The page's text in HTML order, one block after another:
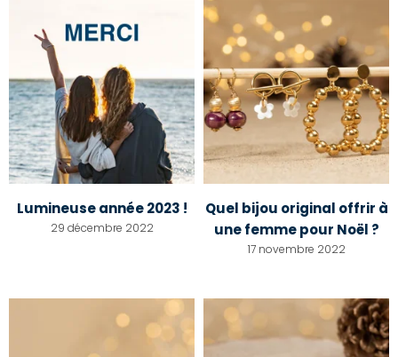
Lumineuse année 2023 !
29 décembre 2022
Quel bijou original offrir à
une femme pour Noël ?
17 novembre 2022